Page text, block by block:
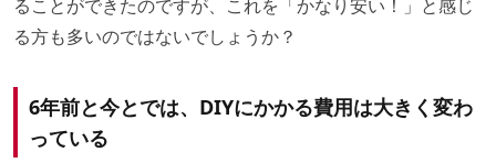
ることができたのですが、これを「かなり安い！」と感じ
る方も多いのではないでしょうか？
6年前と今とでは、DIYにかかる費用は大きく変わ
っている